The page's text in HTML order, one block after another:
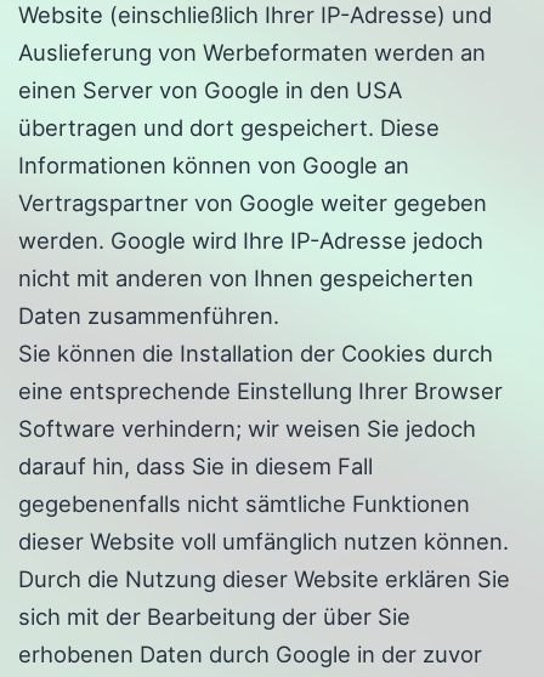
Website (einschließlich Ihrer IP-Adresse) und
Auslieferung von Werbeformaten werden an
einen Server von Google in den USA
übertragen und dort gespeichert. Diese
Informationen können von Google an
Vertragspartner von Google weiter gegeben
werden. Google wird Ihre IP-Adresse jedoch
nicht mit anderen von Ihnen gespeicherten
Daten zusammenführen.
Sie können die Installation der Cookies durch
eine entsprechende Einstellung Ihrer Browser
Software verhindern; wir weisen Sie jedoch
darauf hin, dass Sie in diesem Fall
gegebenenfalls nicht sämtliche Funktionen
dieser Website voll umfänglich nutzen können.
Durch die Nutzung dieser Website erklären Sie
sich mit der Bearbeitung der über Sie
erhobenen Daten durch Google in der zuvor